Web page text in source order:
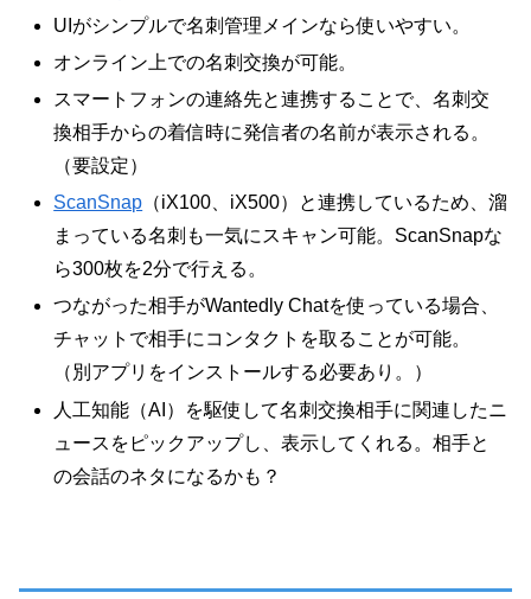
UIがシンプルで名刺管理メインなら使いやすい。
オンライン上での名刺交換が可能。
スマートフォンの連絡先と連携することで、名刺交
換相手からの着信時に発信者の名前が表示される。
（要設定）
ScanSnap （iX100、iX500）と連携しているため、溜
まっている名刺も一気にスキャン可能。ScanSnapな
ら300枚を2分で行える。
つながった相手がWantedly Chatを使っている場合、
チャットで相手にコンタクトを取ることが可能。
（別アプリをインストールする必要あり。）
人工知能（AI）を駆使して名刺交換相手に関連したニ
ュースをピックアップし、表示してくれる。相手と
の会話のネタになるかも？